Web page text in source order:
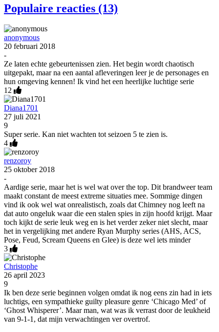
Populaire reacties (13)
anonymous
20 februari 2018
-
Ze laten echte gebeurtenissen zien. Het begin wordt chaotisch
uitgepakt, maar na een aantal afleveringen leer je de personages en
hun omgeving kennen! Ik vind het een heerlijke luchtige serie
12
Diana1701
27 juli 2021
9
Super serie. Kan niet wachten tot seizoen 5 te zien is.
4
renzoroy
25 oktober 2018
-
Aardige serie, maar het is wel wat over the top. Dit brandweer team
maakt constant de meest extreme situaties mee. Sommige dingen
vind ik ook wel wat onrealistisch, zoals dat Chimney nog leeft na
dat auto ongeluk waar die een stalen spies in zijn hoofd krijgt. Maar
toch kijkt de serie leuk weg en is het verder zeker niet slecht, maar
het in vergelijking met andere Ryan Murphy series (AHS, ACS,
Pose, Feud, Scream Queens en Glee) is deze wel iets minder
3
Christophe
26 april 2023
9
Ik ben deze serie beginnen volgen omdat ik nog eens zin had in iets
luchtigs, een sympathieke guilty pleasure genre ‘Chicago Med’ of
‘Ghost Whisperer’. Maar man, wat was ik verrast door de leukheid
van 9-1-1, dat mijn verwachtingen ver overtrof.